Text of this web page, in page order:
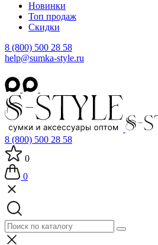
Новинки
Топ продаж
Скидки
8 (800) 500 28 58
help@sumka-style.ru
8 (800) 500 28 58
0
0